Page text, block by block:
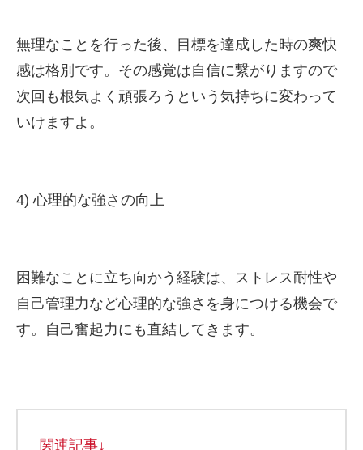
無理なことを行った後、目標を達成した時の爽快
感は格別です。その感覚は自信に繋がりますので
次回も根気よく頑張ろうという気持ちに変わって
いけますよ。
4) 心理的な強さの向上
困難なことに立ち向かう経験は、ストレス耐性や
自己管理力など心理的な強さを身につける機会で
す。自己奮起力にも直結してきます。
関連記事↓